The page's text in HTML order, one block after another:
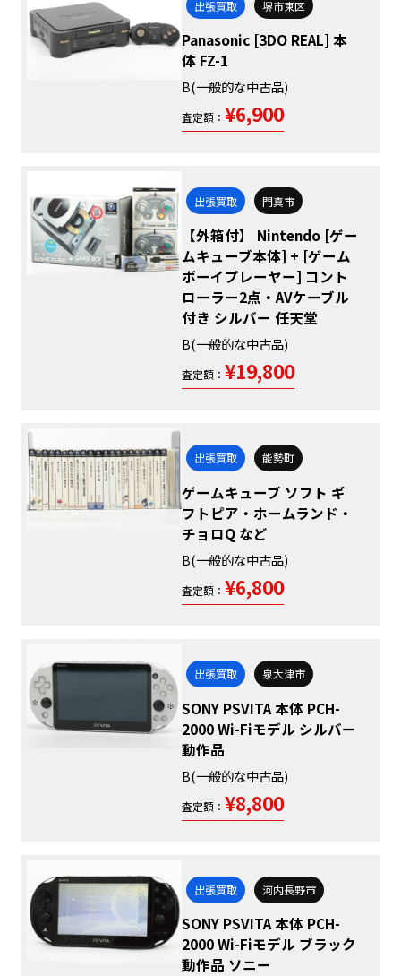
出張買取 堺市東区
Panasonic [3DO REAL] 本
体 FZ-1
B(一般的な中古品)
査定額： ¥6,900
出張買取 門真市
【外箱付】 Nintendo [ゲー
ムキューブ本体] + [ゲーム
ボーイプレーヤー] コント
ローラー2点・AVケーブル
付き シルバー 任天堂
B(一般的な中古品)
査定額： ¥19,800
出張買取 能勢町
ゲームキューブ ソフト ギ
フトピア・ホームランド・
チョロQ など
B(一般的な中古品)
査定額： ¥6,800
出張買取 泉大津市
SONY PSVITA 本体 PCH-
2000 Wi-Fiモデル シルバー
動作品
B(一般的な中古品)
査定額： ¥8,800
出張買取 河内長野市
SONY PSVITA 本体 PCH-
2000 Wi-Fiモデル ブラック
動作品 ソニー